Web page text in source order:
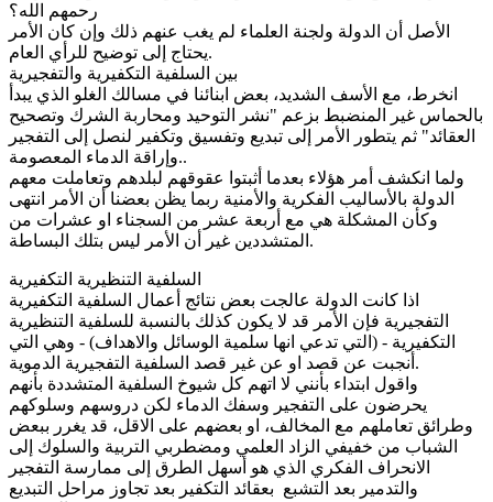
الأصل أن الدولة ولجنة العلماء لم يغب عنهم ذلك وإن كان الأمر
يحتاج إلى توضيح للرأي العام.
بين السلفية التكفيرية والتفجيرية
انخرط، مع الأسف الشديد، بعض ابنائنا في مسالك الغلو الذي يبدأ
بالحماس غير المنضبط بزعم "نشر التوحيد ومحاربة الشرك وتصحيح
العقائد" ثم يتطور الأمر إلى تبديع وتفسيق وتكفير لنصل إلى التفجير
وإراقة الدماء المعصومة..
ولما انكشف أمر هؤلاء بعدما أثبتوا عقوقهم لبلدهم وتعاملت معهم
الدولة بالأساليب الفكرية والأمنية ربما يظن بعضنا أن الأمر انتهى
وكأن المشكلة هي مع أربعة عشر من السجناء او عشرات من
المتشددين غير أن الأمر ليس بتلك البساطة.
اذا كانت الدولة عالجت بعض نتائج أعمال السلفية التكفيرية
التفجيرية فإن الأمر قد لا يكون كذلك بالنسبة للسلفية التنظيرية
التكفيرية - (التي تدعي انها سلمية الوسائل والاهداف) - وهي التي
أنجبت عن قصد او عن غير قصد السلفية التفجيرية الدموية.
واقول ابتداء بأنني لا اتهم كل شيوخ السلفية المتشددة بأنهم
يحرضون على التفجير وسفك الدماء لكن دروسهم وسلوكهم
وطرائق تعاملهم مع المخالف، او بعضهم على الاقل، قد يغرر ببعض
الشباب من خفيفي الزاد العلمي ومضطربي التربية والسلوك إلى
الانحراف الفكري الذي هو أسهل الطرق إلى ممارسة التفجير
والتدمير بعد التشبع بعقائد التكفير بعد تجاوز مراحل التبديع